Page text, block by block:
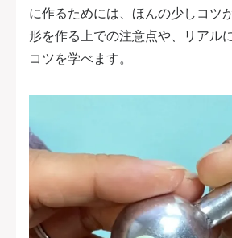
に作るためには、ほんの少しコツ
形を作る上での注意点や、リアル
コツを学べます。